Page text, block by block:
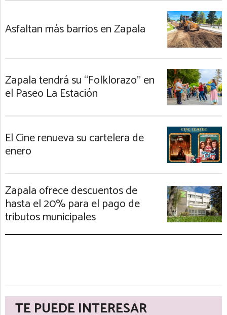
Asfaltan más barrios en Zapala
Zapala tendrá su “Folklorazo” en
el Paseo La Estación
El Cine renueva su cartelera de
enero
Zapala ofrece descuentos de
hasta el 20% para el pago de
tributos municipales
TE PUEDE INTERESAR